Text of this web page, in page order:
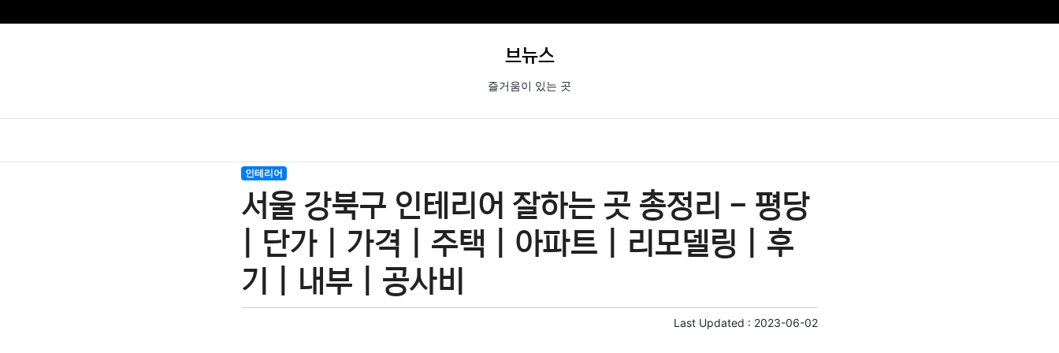
브뉴스
즐거움이 있는 곳
인테리어
서울 강북구 인테리어 잘하는 곳 총정리 - 평당
| 단가 | 가격 | 주택 | 아파트 | 리모델링 | 후
기 | 내부 | 공사비
Last Updated : 2023-06-02